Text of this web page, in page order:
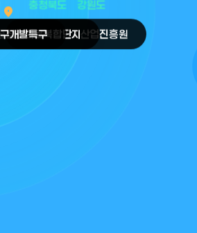
강원도
충청북도
첨단의료복합단지
개발특구
place
원주의료기기산업진흥원